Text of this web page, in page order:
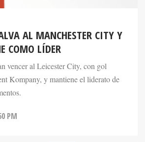
AL MANCHESTER CITY Y
COMO LÍDER
vencer al Leicester City, con gol
Kompany, y mantiene el liderato de
PM